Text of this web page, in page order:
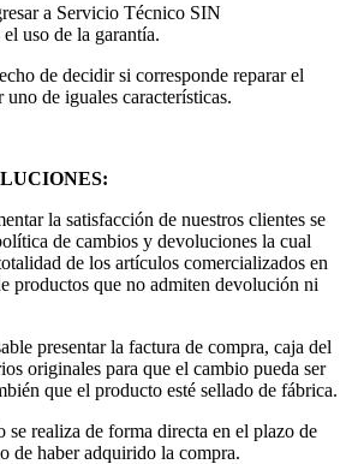
a Servicio Técnico SIN
uso de la garantía.
de decidir si corresponde reparar el
de iguales características.
la satisfacción de nuestros clientes se
de cambios y devoluciones la cual
de los artículos comercializados en
productos que no admiten devolución ni
presentar la factura de compra, caja del
originales para que el cambio pueda ser
que el producto esté sellado de fábrica.
realiza de forma directa en el plazo de
de haber adquirido la compra.